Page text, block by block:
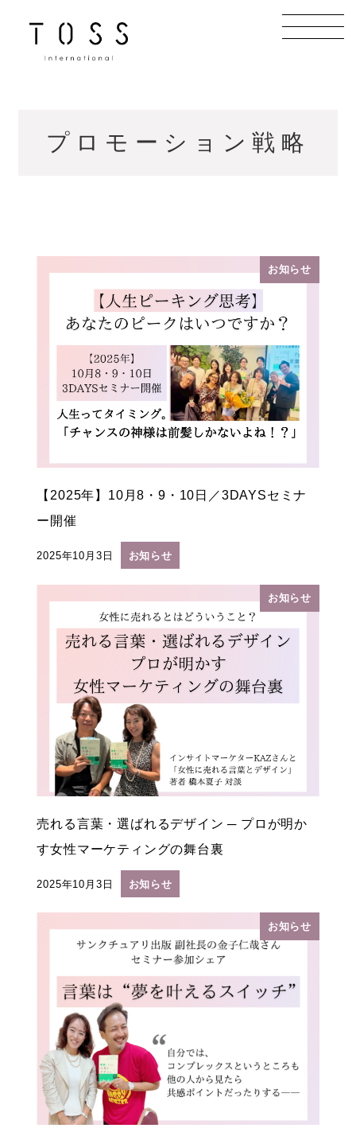
プロモーション戦略
お知らせ
【2025年】10月8・9・10日／3DAYSセミナ
ー開催
投稿日
2025年10月3日 お知らせ
お知らせ
売れる言葉・選ばれるデザイン ─ プロが明か
す女性マーケティングの舞台裏
投稿日
2025年10月3日 お知らせ
お知らせ